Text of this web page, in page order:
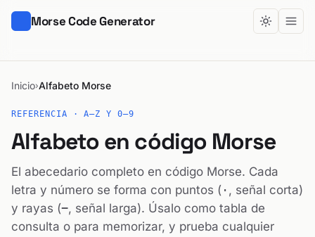
Morse Code Generator
Inicio›Alfabeto Morse
REFERENCIA · A–Z Y 0–9
Alfabeto en código Morse
El abecedario completo en código Morse. Cada
letra y número se forma con puntos ( · , señal corta)
y rayas (−, señal larga). Úsalo como tabla de
consulta o para memorizar, y prueba cualquier